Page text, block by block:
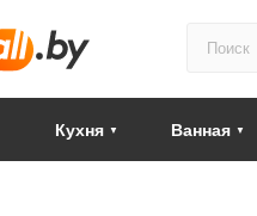
Кухня Ванная